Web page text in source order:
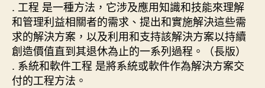
. 工程 是一種方法，它涉及應用知識和技能來理解
和管理利益相關者的需求、提出和實施解決這些需
求的解決方案，以及利用和支持該解決方案以持續
創造價值直到其退休為止的一系列過程。（長版）
. 系統和軟件工程 是將系統或軟件作為解決方案交
付的工程方法。